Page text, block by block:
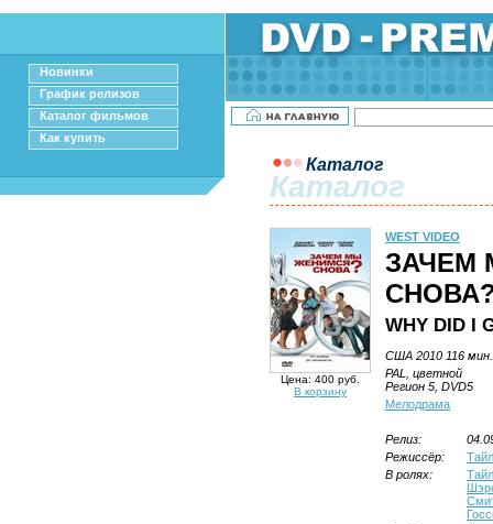
Новинки
График релизов
Каталог фильмов
Как купить
Каталог
Каталог
Цена: 400 руб.
В корзину
WEST VIDEO
ЗАЧЕМ
WHY DID I
США 2010 116 мин.
PAL, цветной
Регион 5, DVD5
Мелодрама
Релиз:
Режиссёр:
В ролях: